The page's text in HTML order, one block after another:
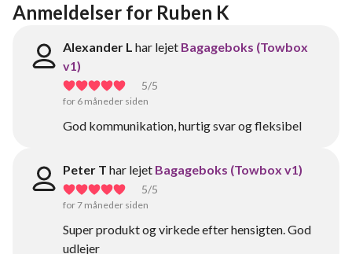
Anmeldelser for Ruben K
Alexander L har lejet Bagageboks (Towbox
v1)
5/5
for 6 måneder siden
God kommunikation, hurtig svar og fleksibel
Peter T har lejet Bagageboks (Towbox v1)
5/5
for 7 måneder siden
Super produkt og virkede efter hensigten. God
udlejer